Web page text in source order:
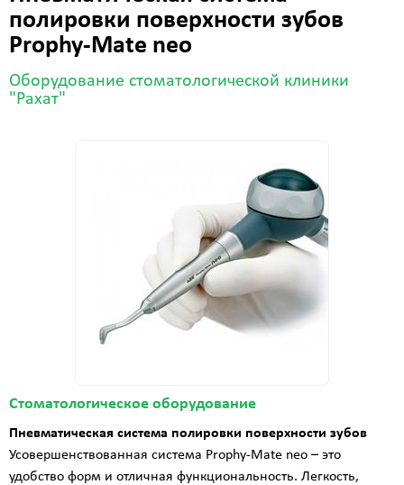
полировки поверхности зубов
Prophy-Mate neo
Оборудование стоматологической клиники
"Рахат"
Стоматологическое оборудование
Пневматическая система полировки поверхности зубов
Усовершенствованная система Prophy-Mate neo – это
удобство форм и отличная функциональность. Легкость,